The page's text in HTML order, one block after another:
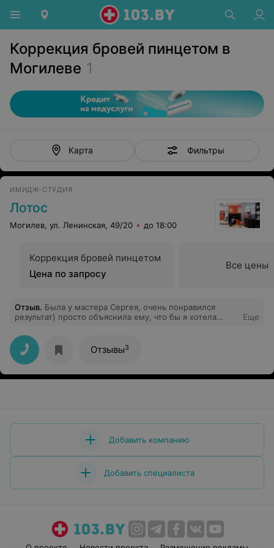
Коррекция бровей пинцетом в
Могилеве 1
Карта Фильтры
ИМИДЖ-СТУДИЯ
Лотос
Могилев, ул. Ленинская, 49/20 до 18:00
Коррекция бровей пинцетом
Цена по запросу
Все цены
Отзыв. Была у мастера Сергея, очень понравился
результат) просто объяснила ему, что бы я хотела
отличии от тех парикмахеров, что спрашивают каждый
шаг)
Еще
Отзывы3
Добавить компанию
Добавить специалиста